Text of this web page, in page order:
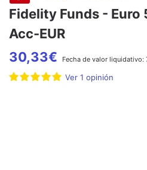
Fidelity Funds - Euro
Acc-EUR
30,33€ Fecha de valor liquidativo:
Ver 1 opinión